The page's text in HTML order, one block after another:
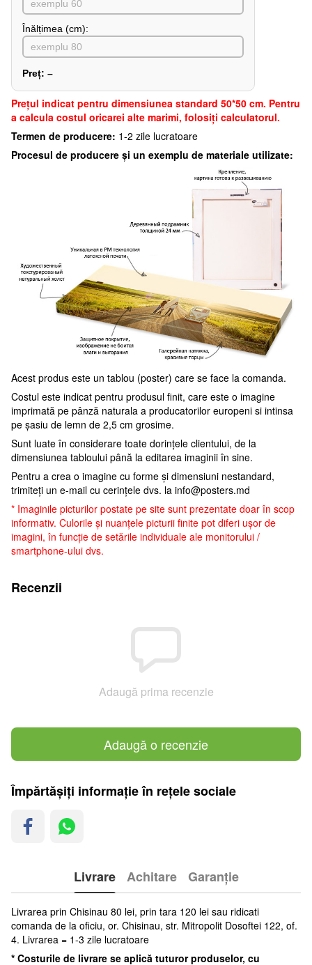
Înălțimea (cm):
Preț: –
Preţul indicat pentru dimensiunea standard 50*50 cm. Pentru
a calcula costul oricarei alte marimi, folosiți calculatorul.
Termen de producere: 1-2 zile lucratoare
Procesul de producere și un exemplu de materiale utilizate:
Acest produs este un tablou (poster) care se face la comanda.
Costul este indicat pentru produsul finit, care este o imagine
imprimată pe pânză naturala a producatorilor europeni si intinsa
pe șasiu de lemn de 2,5 cm grosime.
Sunt luate în considerare toate dorințele clientului, de la
dimensiunea tabloului până la editarea imaginii în sine.
Pentru a crea o imagine cu forme și dimensiuni nestandard,
trimiteți un e-mail cu cerințele dvs. la info@posters.md
* Imaginile picturilor postate pe site sunt prezentate doar în scop
informativ. Culorile și nuanțele picturii finite pot diferi ușor de
imagini, în funcție de setările individuale ale monitorului /
smartphone-ului dvs.
Recenzii
Adaugă prima recenzie
Adaugă o recenzie
Împărtășiți informație în rețele sociale
Livrare Achitare Garanție
Livrarea prin Chisinau 80 lei, prin tara 120 lei sau ridicati
comanda de la oficiu, or. Chisinau, str. Mitropolit Dosoftei 122, of.
4. Livrarea = 1-3 zile lucratoare
* Costurile de livrare se aplică tuturor produselor, cu